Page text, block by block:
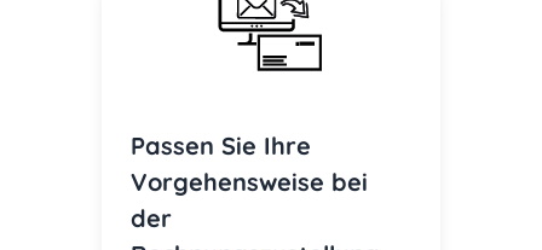
Passen Sie Ihre
Vorgehensweise bei
der